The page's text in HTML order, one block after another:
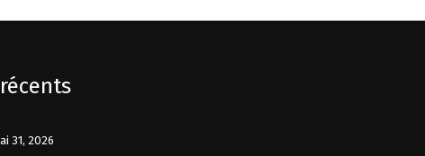
31, 2026